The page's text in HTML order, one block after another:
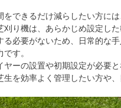
をできるだけ減らしたい方には
刈り機は、あらかじめ設定し
る必要がないため、日常的な
す。
ヤーの設置や初期設定が必要
生を効率よく管理したい方や